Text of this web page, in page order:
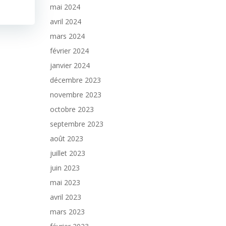
mai 2024
avril 2024
mars 2024
février 2024
janvier 2024
décembre 2023
novembre 2023
octobre 2023
septembre 2023
août 2023
juillet 2023
juin 2023
mai 2023
avril 2023
mars 2023